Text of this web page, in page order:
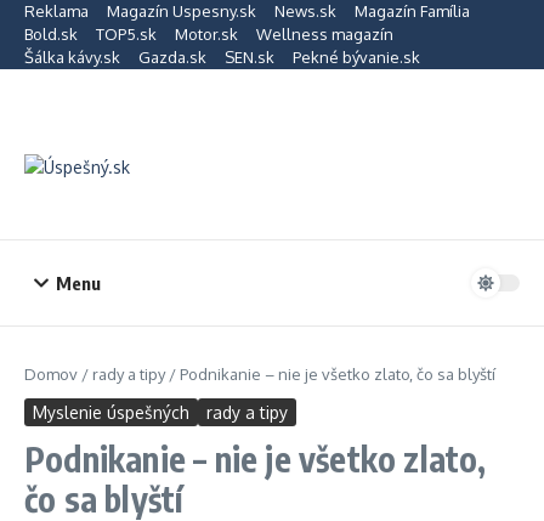
Preskočiť na obsah
Reklama Magazín Uspesny.sk News.sk
Magazín Família
Bold.sk
TOP5.sk Motor.sk
Wellness magazín
Šálka kávy.sk
Gazda.sk SEN.sk Pekné bývanie.sk
Menu
Domov / rady a tipy/ Podnikanie – nie je všetko zlato, čo sa blyští
Myslenie úspešných rady a tipy
Podnikanie – nie je všetko zlato,
čo sa blyští